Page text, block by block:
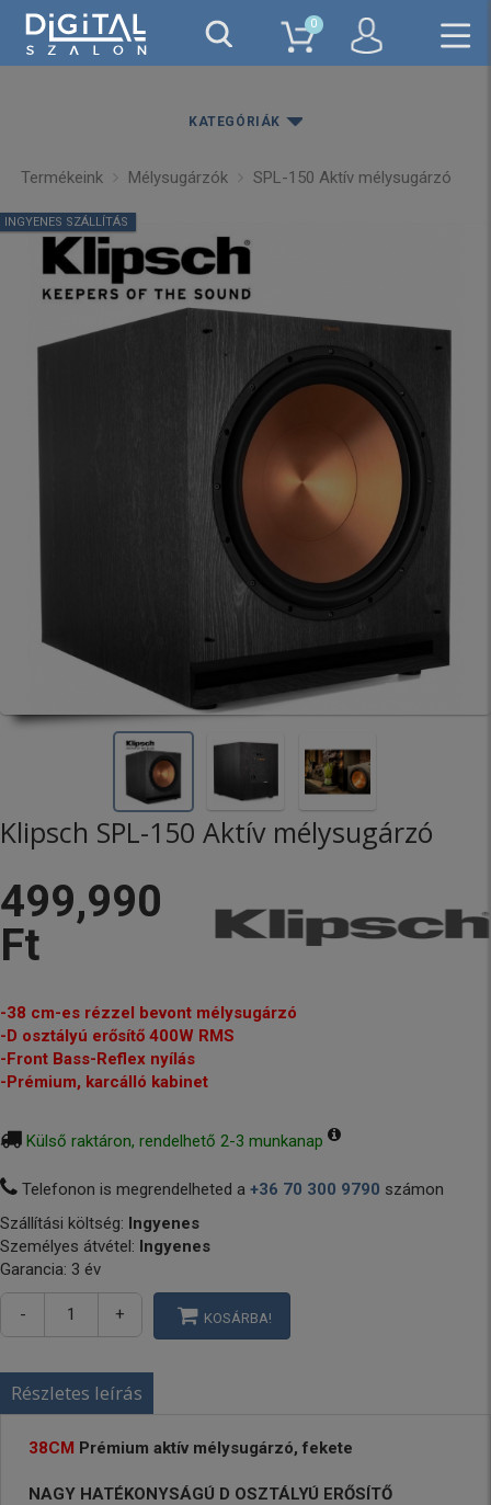
0
KATEGÓRIÁK
Termékeink Mélysugárzók SPL-150 Aktív mélysugárzó
INGYENES SZÁLLÍTÁS
Klipsch SPL-150 Aktív mélysugárzó
499,990
Ft
-38 cm-es rézzel bevont mélysugárzó
-D osztályú erősítő 400W RMS
-Front Bass-Reflex nyílás
-Prémium, karcálló kabinet
Külső raktáron, rendelhető 2-3 munkanap
Telefonon is megrendelheted a +36 70 300 9790 számon
Szállítási költség: Ingyenes
Személyes átvétel: Ingyenes
Garancia: 3 év
- + KOSÁRBA!
Részletes leírás
38CM Prémium aktív mélysugárzó, fekete
NAGY HATÉKONYSÁGÚ D OSZTÁLYÚ ERŐSÍTŐ